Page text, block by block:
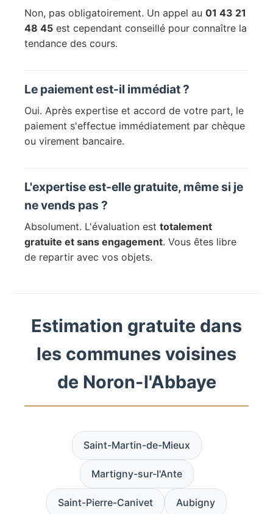
Non, pas obligatoirement. Un appel au 01 43 21
48 45 est cependant conseillé pour connaître la
tendance des cours.
Le paiement est-il immédiat ?
Oui. Après expertise et accord de votre part, le
paiement s'effectue immédiatement par chèque
ou virement bancaire.
L'expertise est-elle gratuite, même si je
ne vends pas ?
Absolument. L'évaluation est totalement
gratuite et sans engagement. Vous êtes libre
de repartir avec vos objets.
Estimation gratuite dans
les communes voisines
de Noron-l'Abbaye
Saint-Martin-de-Mieux
Martigny-sur-l'Ante
Saint-Pierre-Canivet Aubigny